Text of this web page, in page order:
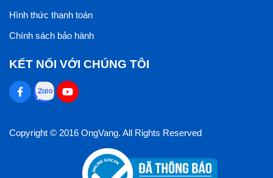
Hình thức thanh toán
Chính sách bảo hành
KẾT NỐI VỚI CHÚNG TÔI
Copyright © 2016 OngVang. All Rights Reserved